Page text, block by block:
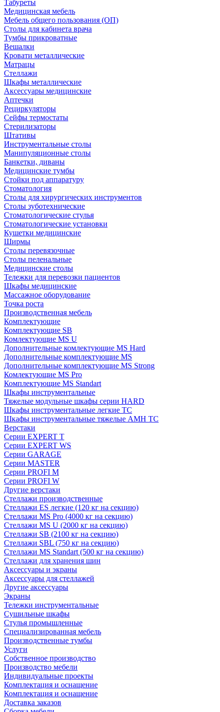
Табуреты
Медицинская мебель
Мебель общего пользования (ОП)
Столы для кабинета врача
Тумбы прикроватные
Вешалки
Кровати металлические
Матрацы
Стеллажи
Шкафы металлические
Аксессуары медицинские
Аптечки
Рециркуляторы
Сейфы термостаты
Стерилизаторы
Штативы
Инструментальные столы
Манипуляционные столы
Банкетки, диваны
Медицинские тумбы
Стойки под аппаратуру
Стоматология
Столы для хирургических инструментов
Столы зуботехнические
Стоматологические стулья
Стоматологические установки
Кушетки медицинские
Ширмы
Столы перевязочные
Столы пеленальные
Медицинские столы
Тележки для перевозки пациентов
Шкафы медицинские
Массажное оборудование
Точка роста
Производственная мебель
Комплектующие
Комплектующие SB
Комлектующие MS U
Дополнительные комлектующие MS Hard
Дополнительные комплектующие MS
Дополнительные комплектующие MS Strong
Комлектующие MS Pro
Комплектующие MS Standart
Шкафы инструментальные
Тяжелые модульные шкафы серии HARD
Шкафы инструментальные легкие ТС
Шкафы инструментальные тяжелые AMH TC
Верстаки
Серии EXPERT T
Серии EXPERT WS
Серии GARAGE
Серии MASTER
Серии PROFI M
Серии PROFI W
Другие верстаки
Стеллажи производственные
Стеллажи ES легкие (120 кг на секцию)
Стеллажи MS Pro (4000 кг на секцию)
Стеллажи MS U (2000 кг на секцию)
Стеллажи SB (2100 кг на секцию)
Стеллажи SBL (750 кг на секцию)
Стеллажи MS Standart (500 кг на секцию)
Стеллажи для хранения шин
Аксессуары и экраны
Аксессуары для стеллажей
Другие аксессуары
Экраны
Тележки инструментальные
Сушильные шкафы
Стулья промышленные
Специализированная мебель
Производственные тумбы
Услуги
Собственное производство
Производство мебели
Индивидуальные проекты
Комплектация и оснащение
Комплектация и оснащение
Доставка заказов